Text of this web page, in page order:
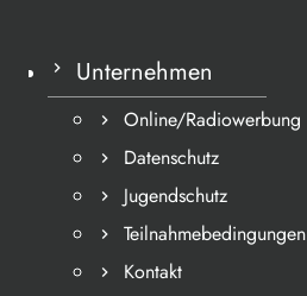
Unternehmen
Online/Radiowerbung
Datenschutz
Jugendschutz
Teilnahmebedingungen
Kontakt